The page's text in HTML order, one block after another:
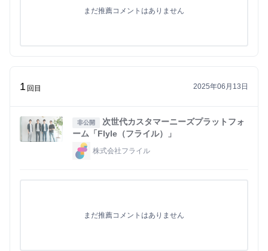
まだ推薦コメントはありません
1 回目 2025年06月13日
非公開
次世代カスタマーニーズプラットフォ
ーム「Flyle（フライル）」
株式会社フライル
まだ推薦コメントはありません